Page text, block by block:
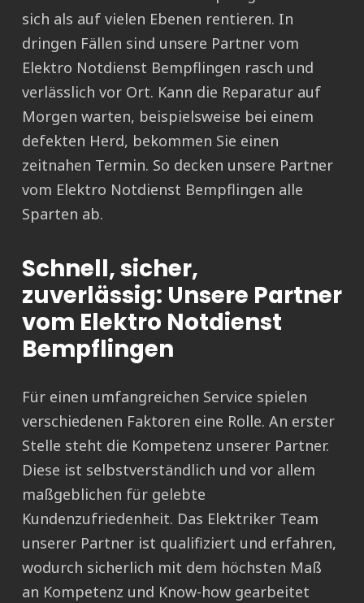
sich als auf vielen Ebenen rentieren. In
dringen Fällen sind unsere Partner vom
Elektro Notdienst Bempflingen rasch und
verlässlich vor Ort. Kann die Reparatur auf
Morgen warten, beispielsweise bei einem
defekten Herd, bekommen Sie einen
zeitnahen Termin. So decken unsere Partner
vom Elektro Notdienst Bempflingen alle
Sparten ab.
Schnell, sicher,
zuverlässig: Unsere Partner
vom Elektro Notdienst
Bempflingen
Für einen umfangreichen Service spielen
verschiedenen Faktoren eine Rolle. An erster
Stelle steht die Kompetenz unserer Partner.
Diese ist selbstverständlich und vor allem
maßgeblichen für gelebte
Kundenzufriedenheit. Das Elektriker Team
unserer Partner ist qualifiziert und erfahren,
wodurch sicherlich mit dem höchsten Maß
an Kompetenz und Know-how gearbeitet